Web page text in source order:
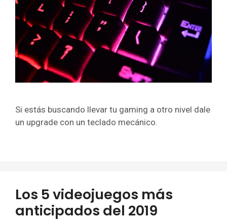
Si estás buscando llevar tu gaming a otro nivel dale
un upgrade con un teclado mecánico.
Los 5 videojuegos más
anticipados del 2019